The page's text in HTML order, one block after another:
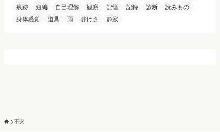
痕跡
短編 自己理解 観察 記憶 記録 診断
読みもの
身体感覚
道具 雨 静けさ 静寂
不安